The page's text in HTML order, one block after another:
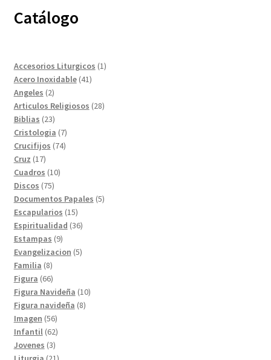
Catálogo
Accesorios Liturgicos 11
Acero Inoxidable 4141
Angeles 22
productos
Articulos Religiosos 2828
Biblias 2323
productos
Cristologia 77
productos
Crucifijos 7474
Cruz 1717
productos
Cuadros 1010
Discos 7575
productos
Documentos Papales 55
Escapularios 1515
productos
Espiritualidad 3636
Estampas 99
productos
Evangelizacion 55
Familia 88
productos
Figura 6666
productos
Figura Navideña 1010
Figura navideña 88
Imagen 5656
productos
Infantil 6262
productos
Jovenes 33
productos
21